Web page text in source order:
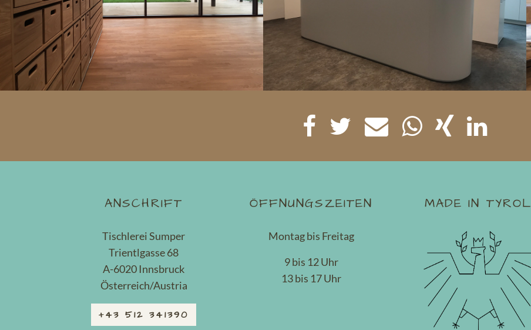
ANSCHRIFT
Tischlerei Sumper
Trientlgasse 68
A-6020 Innsbruck
Österreich/Austria
+43 512 341390
ÖFFNUNGSZEITEN
Montag bis Freitag
9 bis 12 Uhr
13 bis 17 Uhr
MADE IN TYROL